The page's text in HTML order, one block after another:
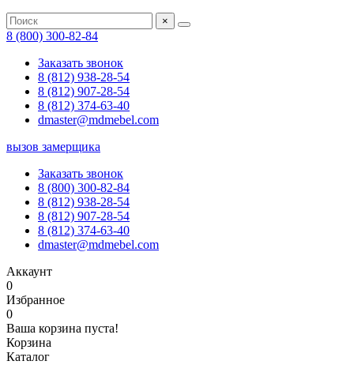
×
8 (800) 300-82-84
Заказать звонок
8 (812) 938-28-54
8 (812) 907-28-54
8 (812) 374-63-40
dmaster@mdmebel.com
вызов замерщика
Заказать звонок
8 (800) 300-82-84
8 (812) 938-28-54
8 (812) 907-28-54
8 (812) 374-63-40
dmaster@mdmebel.com
Аккаунт
0
Избранное
0
Ваша корзина пуста!
Корзина
Каталог